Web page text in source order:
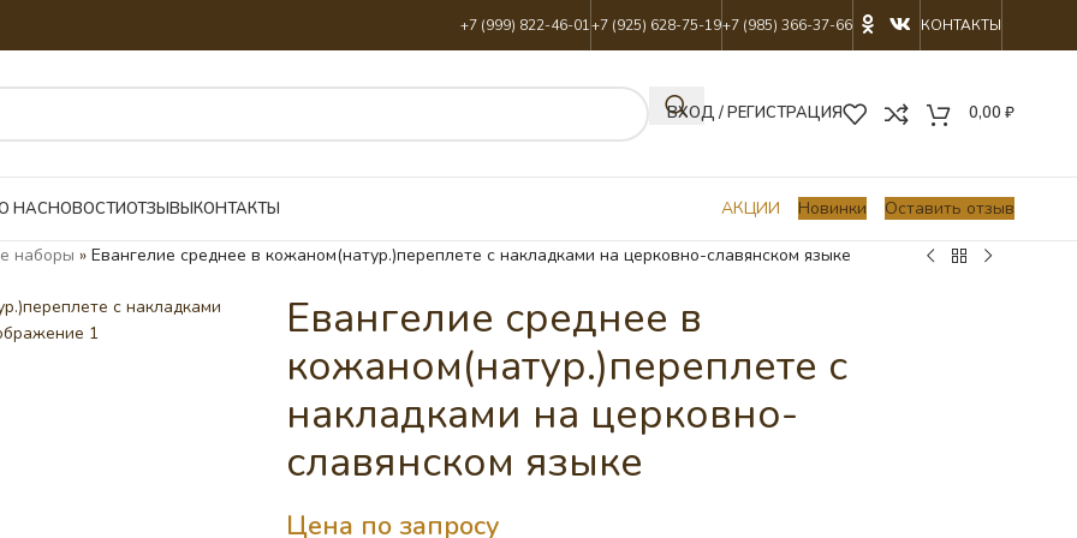
+7 (999) 822-46-01+7 (925) 628-75-19+7 (985) 366-37-66 КОНТАКТЫ
ВХОД / РЕГИСТРАЦИЯ 0,00 ₽
НАСНОВОСТИОТЗЫВЫКОНТАКТЫ АКЦИИ Новинки Оставить отзыв
наборы » Евангелие среднее в кожаном(натур.)переплете с накладками на церковно-славянском языке
Евангелие среднее в
кожаном(натур.)переплете с
накладками на церковно-
славянском языке
Цена по запросу